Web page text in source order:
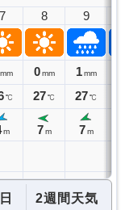
7
mm
℃
m
8
0 mm
27℃
7 m
9
1 mm
27℃
7 m
2週間天気